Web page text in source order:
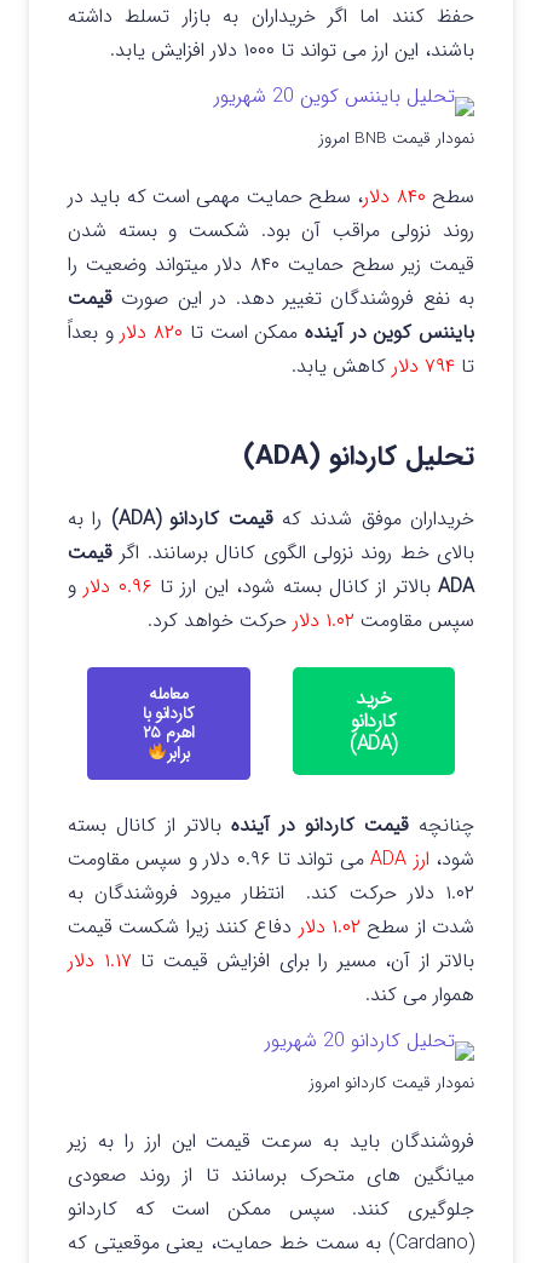
حفظ کنند اما اگر خریداران به بازار تسلط داشته
باشند، این ارز می تواند تا ۱۰۰۰ دلار افزایش یابد.
نمودار قیمت BNB امروز
سطح ۸۴۰ دلار
، سطح حمایت مهمی است که باید در
روند نزولی مراقب آن بود. شکست و بسته شدن
قیمت زیر سطح حمایت ۸۴۰ دلار میتواند وضعیت را
به نفع فروشندگان تغییر دهد. در این صورت قیمت
بایننس کوین در آینده ممکن است تا ۸۲۰ دلار
و بعداً
تا ۷۹۴ دلار کاهش یابد.
تحلیل کاردانو (ADA)
خریداران موفق شدند کهقیمت کاردانو (ADA)
را به
بالای خط روند نزولی الگوی کانال برسانند. اگر قیمت
ADAبالاتر از کانال بسته شود، این ارز تا ۰.۹۶ دلار
و
سپس مقاومت ۱.۰۲ دلار حرکت خواهد کرد.
خرید
کاردانو
(ADA)
معامله
کاردانو با
اهرم ۲۵
برابر
چنانچه قیمت کاردانو در آینده بالاتر از کانال بسته
شود، ارز ADA
می تواند تا ۰.۹۶ دلار و سپس مقاومت
۱.۰۲ دلار حرکت کند.
انتظار میرود فروشندگان به
شدت از سطح ۱.۰۲ دلار
دفاع کنند زیرا شکست قیمت
بالاتر از آن، مسیر را برای افزایش قیمت تا ۱.۱۷ دلار
هموار می کند.
نمودار قیمت کاردانو امروز
فروشندگان باید به سرعت قیمت این ارز را به زیر
میانگین های متحرک برسانند تا از روند صعودی
جلوگیری کنند. سپس ممکن است که کاردانو
(Cardano) به سمت خط حمایت، یعنی موقعیتی که